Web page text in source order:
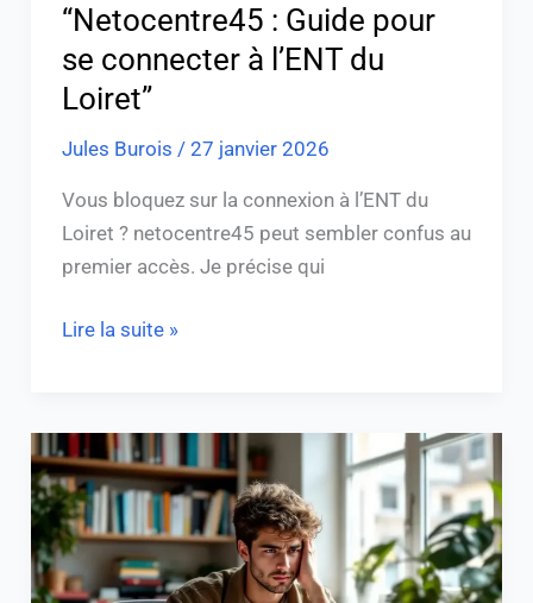
“Netocentre45 : Guide pour
se connecter à l’ENT du
Loiret”
Jules Burois / 27 janvier 2026
Vous bloquez sur la connexion à l’ENT du
Loiret ? netocentre45 peut sembler confus au
premier accès. Je précise qui
Lire la suite »
Sésame
Rennes
1
:
Activez